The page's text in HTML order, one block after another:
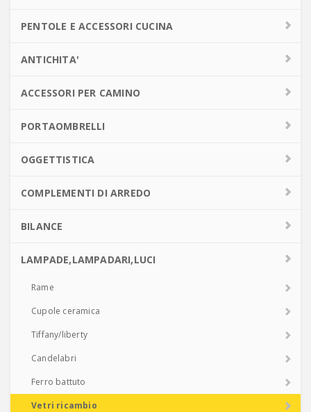
Chi siamo
PENTOLE E ACCESSORI CUCINA
ANTICHITA'
ACCESSORI PER CAMINO
PORTAOMBRELLI
OGGETTISTICA
COMPLEMENTI DI ARREDO
BILANCE
LAMPADE,LAMPADARI,LUCI
Rame
Cupole ceramica
Tiffany/liberty
Candelabri
Ferro battuto
Vetri ricambio